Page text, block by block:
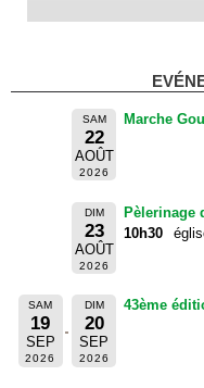
SAM
22
AOÛT
2026
Marche
DIM
23
AOÛT
2026
Pèlerinage
10h30
SAM
19
SEP
2026
DIM
20
SEP
2026
43ème